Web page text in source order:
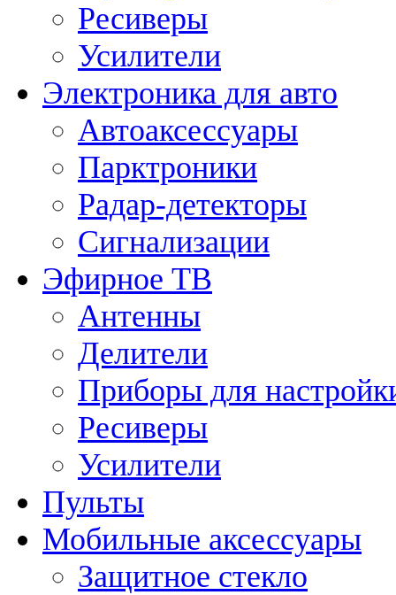
Ресиверы
Усилители
Электроника для авто
Автоаксессуары
Парктроники
Радар-детекторы
Сигнализации
Эфирное ТВ
Антенны
Делители
Приборы для
Ресиверы
Усилители
Пульты
Мобильные аксессуары
Защитное стекло